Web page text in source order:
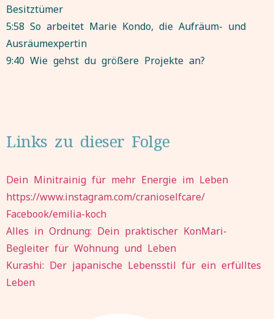
Besitztümer
5:58 So arbeitet Marie Kondo, die Aufräum- und
Ausräumexpertin
9:40 Wie gehst du größere Projekte an?
Links zu dieser Folge
Dein Minitrainig für mehr Energie im Leben
https://www.instagram.com/cranioselfcare/
Facebook/emilia-koch
Alles in Ordnung: Dein praktischer KonMari-
Begleiter für Wohnung und Leben
Kurashi: Der japanische Lebensstil für ein erfülltes
Leben